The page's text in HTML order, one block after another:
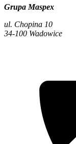
Grupa Maspex
ul. Chopina 10
34-100 Wadowice